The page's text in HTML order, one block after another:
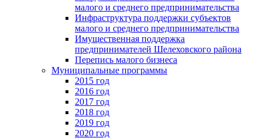
малого и среднего предпринимательства
Инфраструктура поддержки субъектов
малого и среднего предпринимательства
Имущественная поддержка
предпринимателей Шелеховского района
Перепись малого бизнеса
Муниципальные программы
2015 год
2016 год
2017 год
2018 год
2019 год
2020 год